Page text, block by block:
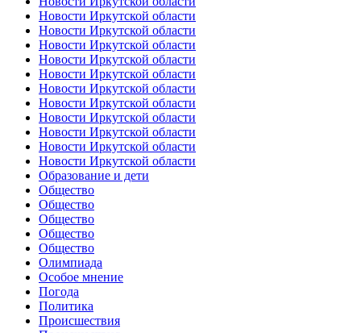
Новости Иркутской области
Новости Иркутской области
Новости Иркутской области
Новости Иркутской области
Новости Иркутской области
Новости Иркутской области
Новости Иркутской области
Новости Иркутской области
Новости Иркутской области
Новости Иркутской области
Новости Иркутской области
Образование и дети
Общество
Общество
Общество
Общество
Общество
Олимпиада
Особое мнение
Погода
Политика
Происшествия